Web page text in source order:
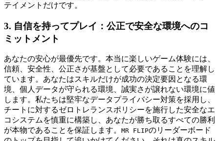
テイメントだけです。
3. 自信を持ってプレイ：公正で安全な環境へのコ
ミットメント
あなたの安心が最優先です。本当に楽しいゲーム体験には、
信頼、安全性、公正さが基盤として必要であることを理解し
ています。あなたはスキルだけが成功の決定要因となる環
境、個人データが守られる環境、誠実さが譲れない環境に値
します。私たちは堅牢なデータプライバシー対策を採用し、
チートに対するゼロトレランスポリシーを施行した安全なエ
コシステムを慎重に構築し、あなたが勝ち取るすべての勝利
が本物であることを保証します。 MR FLIPのリーダーボード